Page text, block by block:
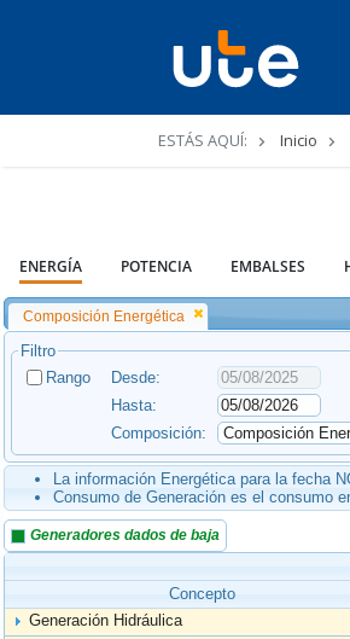
Ruta
ESTÁS AQUÍ: Inicio